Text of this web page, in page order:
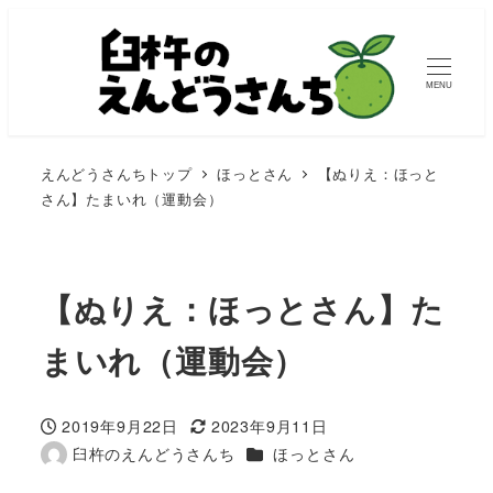
MENU
えんどうさんちトップ ほっとさん
【ぬりえ：ほっと
さん】たまいれ（運動会）
【ぬりえ：ほっとさん】た
まいれ（運動会）
投稿日
2019年9月22日
更新日
2023年9月11日
著
臼杵のえんどうさんち カテゴリー
ほっとさん